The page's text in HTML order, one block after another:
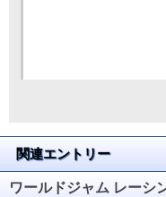
関連エントリー
ワールドジャム レーシ